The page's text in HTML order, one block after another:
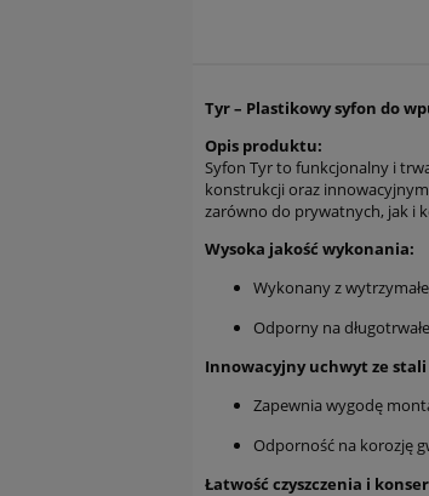
Tyr – Plastikowy syfon do
Opis produktu:
Syfon Tyr to funkcjonalny i
konstrukcji oraz
zarówno do prywatnych, jak i
Wysoka jakość wykonania:
Wykonany z
Odporny na
Innowacyjny uchwyt ze
Zapewnia wygodę
Odporność na korozję
Łatwość czyszczenia i